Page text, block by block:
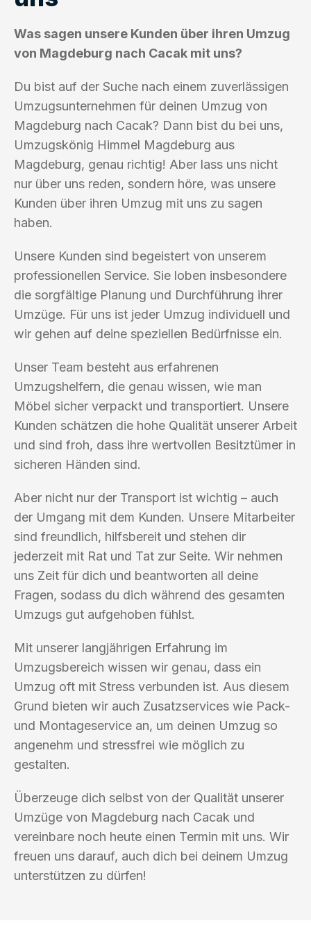
Was sagen unsere Kunden über ihren Umzug
von Magdeburg nach Cacak mit uns?
Du bist auf der Suche nach einem zuverlässigen
Umzugsunternehmen für deinen Umzug von
Magdeburg nach Cacak? Dann bist du bei uns,
Umzugskönig Himmel Magdeburg aus
Magdeburg, genau richtig! Aber lass uns nicht
nur über uns reden, sondern höre, was unsere
Kunden über ihren Umzug mit uns zu sagen
haben.
Unsere Kunden sind begeistert von unserem
professionellen Service. Sie loben insbesondere
die sorgfältige Planung und Durchführung ihrer
Umzüge. Für uns ist jeder Umzug individuell und
wir gehen auf deine speziellen Bedürfnisse ein.
Unser Team besteht aus erfahrenen
Umzugshelfern, die genau wissen, wie man
Möbel sicher verpackt und transportiert. Unsere
Kunden schätzen die hohe Qualität unserer Arbeit
und sind froh, dass ihre wertvollen Besitztümer in
sicheren Händen sind.
Aber nicht nur der Transport ist wichtig – auch
der Umgang mit dem Kunden. Unsere Mitarbeiter
sind freundlich, hilfsbereit und stehen dir
jederzeit mit Rat und Tat zur Seite. Wir nehmen
uns Zeit für dich und beantworten all deine
Fragen, sodass du dich während des gesamten
Umzugs gut aufgehoben fühlst.
Mit unserer langjährigen Erfahrung im
Umzugsbereich wissen wir genau, dass ein
Umzug oft mit Stress verbunden ist. Aus diesem
Grund bieten wir auch Zusatzservices wie Pack-
und Montageservice an, um deinen Umzug so
angenehm und stressfrei wie möglich zu
gestalten.
Überzeuge dich selbst von der Qualität unserer
Umzüge von Magdeburg nach Cacak und
vereinbare noch heute einen Termin mit uns. Wir
freuen uns darauf, auch dich bei deinem Umzug
unterstützen zu dürfen!